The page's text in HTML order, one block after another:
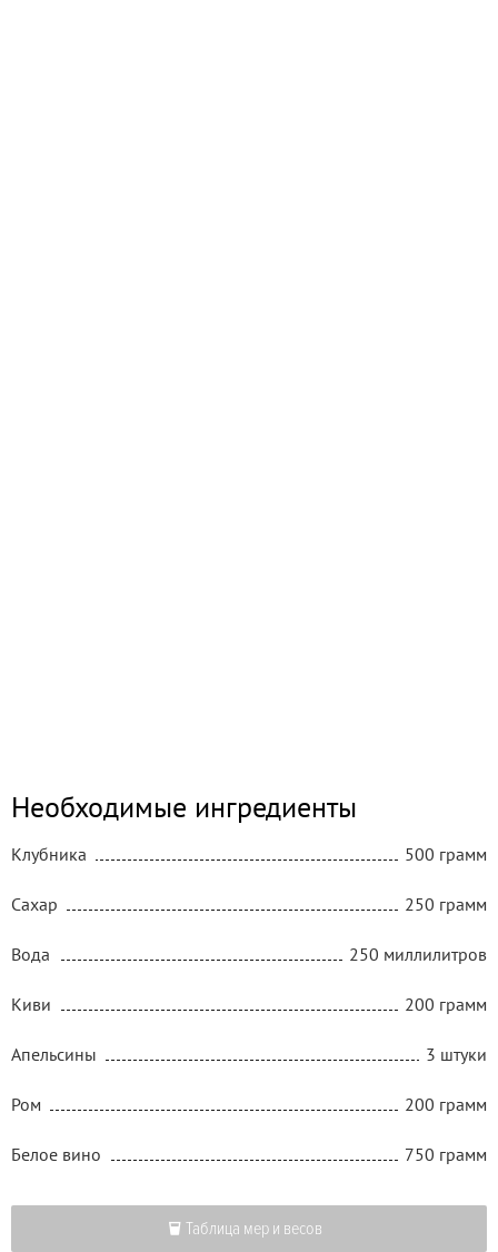
Необходимые ингредиенты
Клубника 500 грамм
Сахар 250 грамм
Вода 250 миллилитров
Киви 200 грамм
Апельсины 3 штуки
Ром 200 грамм
Белое вино 750 грамм
Таблица мер и весов